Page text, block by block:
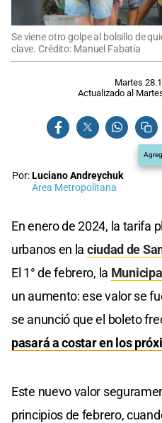
Se viene otro golpe al bolsillo de
clave. Crédito: Manuel Fabatía
Martes
Actualizado al
Por:Luciano Andreychuk
Área Metropolitana
En enero de 2024, la tarifa
urbanos en la ciudad de
El 1° de febrero, la
un aumento: ese valor se
se anunció que el boleto
pasará a costar en los
Este nuevo valor
principios de febrero,